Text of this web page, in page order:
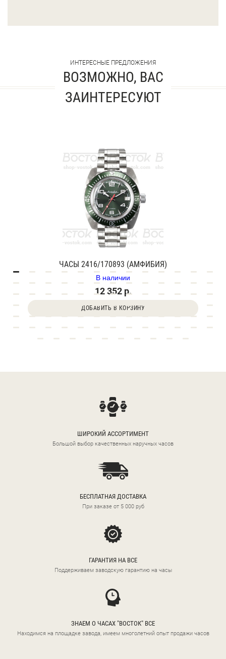
ИНТЕРЕСНЫЕ ПРЕДЛОЖЕНИЯ
ВОЗМОЖНО, ВАС
ЗАИНТЕРЕСУЮТ
ЧАСЫ 2416/170893 (АМФИБИЯ)
В наличии
12 352 р.
ДОБАВИТЬ В КОРЗИНУ
ШИРОКИЙ АССОРТИМЕНТ
Большой выбор качественных наручных часов
БЕСПЛАТНАЯ ДОСТАВКА
При заказе от 5 000 руб
ГАРАНТИЯ НА ВСЕ
Поддерживаем заводскую гарантию на часы
ЗНАЕМ О ЧАСАХ "ВОСТОК" ВСЕ
Находимся на площадке завода, имеем многолетний опыт продажи часов